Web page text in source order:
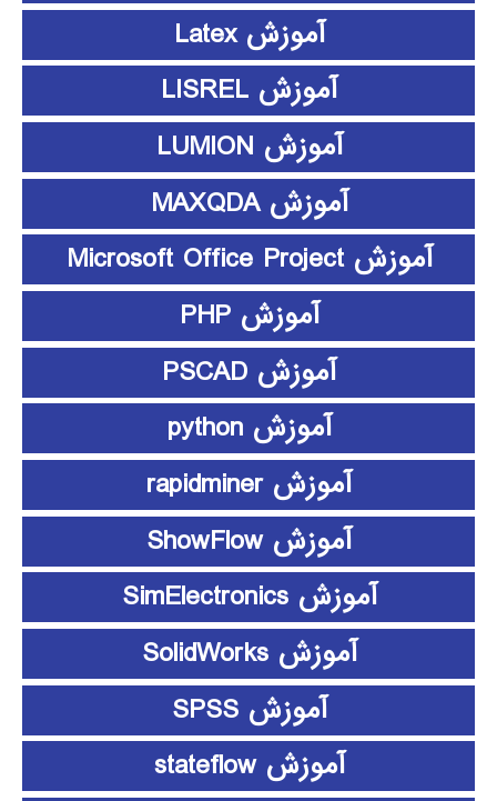
آموزش Latex
آموزش LISREL
آموزش LUMION
آموزش MAXQDA
آموزش Microsoft Office Project
آموزش PHP
آموزش PSCAD
آموزش python
آموزش rapidminer
آموزش ShowFlow
آموزش SimElectronics
آموزش SolidWorks
آموزش SPSS
آموزش stateflow